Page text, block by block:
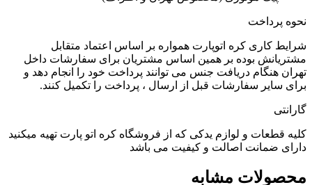
نحوه پرداخت
شرایط کاری کره اتوپارت همواره بر اساس اعتماد متقابل
مشتریانش بوده بر همین اساس مشتریان برای سفارشات داخل
تهران هنگام دریافت جنس می توانند پرداخت خود را انجام دهد و
برای سایر سفارشات قبل از ارسال ، پرداخت را تکمیل کنند.
گارانتی
کلیه قطعات و لوازم یدکی که از فروشگاه کره اتو پارت تهیه میکنید
دارای ضمانت اصالت و کیفیت می باشد
محصولات مشابه